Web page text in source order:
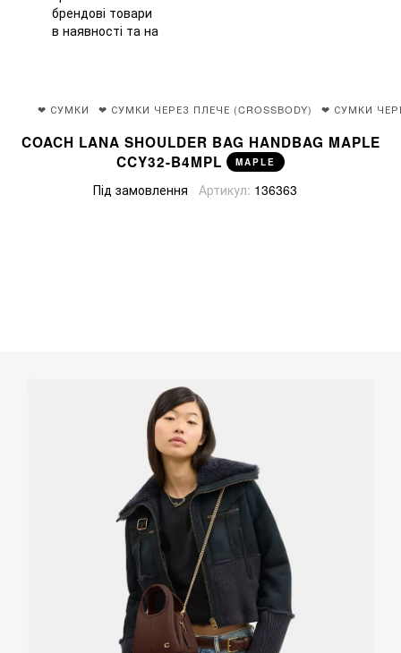
❤ СУМКИ ❤ СУМКИ ЧЕРЕЗ ПЛЕЧЕ (CROSSBODY) ❤ СУМКИ
COACH LANA SHOULDER BAG HANDBAG MAPLE
CCY32-B4MPL
MAPLE
Під замовлення Артикул: 136363